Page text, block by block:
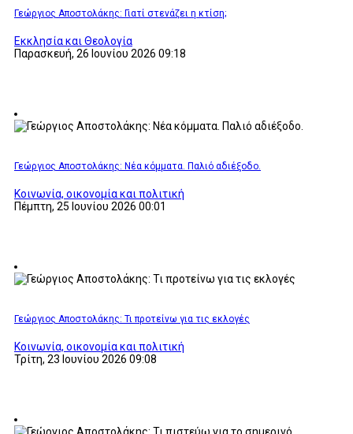
Γεώργιος Αποστολάκης: Γιατί στενάζει η κτίση;
Εκκλησία και Θεολογία
Παρασκευή, 26 Ιουνίου 2026 09:18
Γεώργιος Αποστολάκης: Νέα κόμματα. Παλιό αδιέξοδο.
Κοινωνία, οικονομία και πολιτική
Πέμπτη, 25 Ιουνίου 2026 00:01
Γεώργιος Αποστολάκης: Τι προτείνω για τις εκλογές
Κοινωνία, οικονομία και πολιτική
Τρίτη, 23 Ιουνίου 2026 09:08